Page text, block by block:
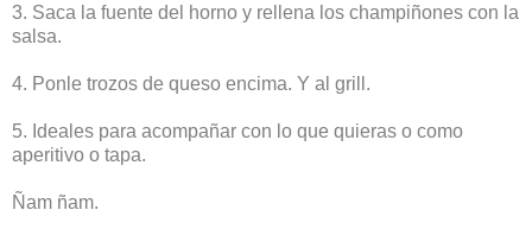
3. Saca la fuente del horno y rellena los champiñones con la
salsa.
4. Ponle trozos de queso encima. Y al grill.
5. Ideales para acompañar con lo que quieras o como
aperitivo o tapa.
Ñam ñam.